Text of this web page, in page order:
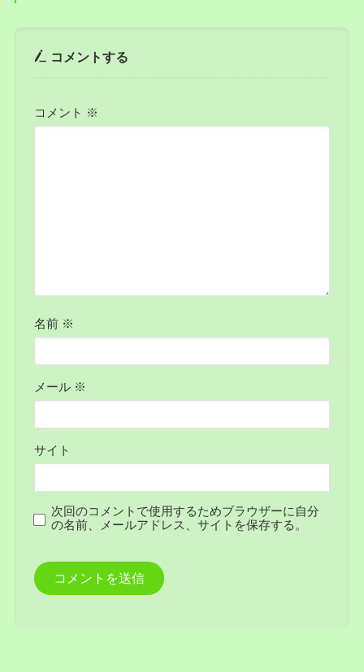
コメントする
コメント ※
名前 ※
メール ※
サイト
次回のコメントで使用するためブラウザーに自分
の名前、メールアドレス、サイトを保存する。